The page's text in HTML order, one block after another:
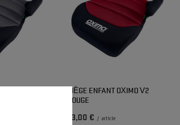
V2 GRIS
SIÈGE ENFANT OXIMO V2
ROUGE
23,00 € / article